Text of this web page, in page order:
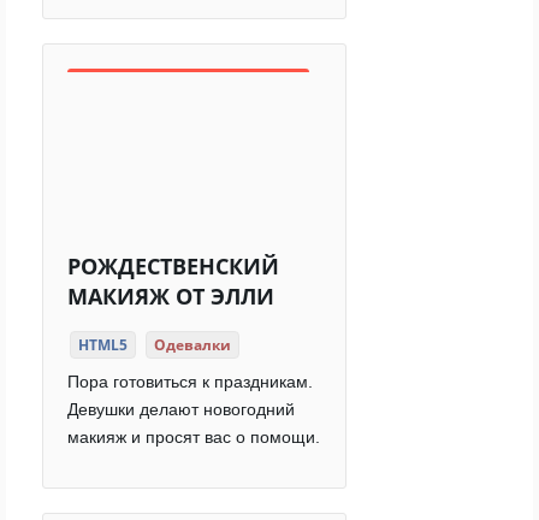
РОЖДЕСТВЕНСКИЙ
МАКИЯЖ ОТ ЭЛЛИ
HTML5 Одевалки
Пора готовиться к праздникам.
Девушки делают новогодний
макияж и просят вас о помощи.